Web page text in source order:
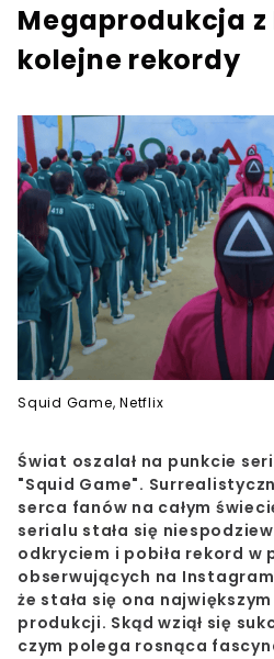
Megaprodukcja z
kolejne rekordy
Squid Game, Netflix
Świat oszalał na punkcie
"Squid Game".
serca fanów na całym
serialu stała się
odkryciem i pobiła rekord w
obserwujących na
że stała się ona
produkcji. Skąd wziął się
czym polega rosnąca